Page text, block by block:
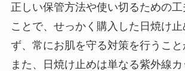
正しい保管方法や使い切るための
ことで、せっかく購入した日焼け
ず、常にお肌を守る対策を行うこと
また、日焼け止めは単なる紫外線